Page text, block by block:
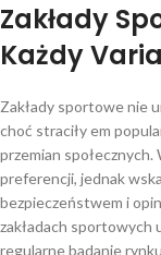
Zakłady
Każdy
Zakłady sportowe nie
choć straciły em
przemian
preferencji, jednak
bezpieczeństwem i
zakładach sportowych
regularne badanie